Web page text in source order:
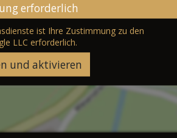
erforderlich
ist Ihre Zustimmung zu den
LLC erforderlich.
und aktivieren